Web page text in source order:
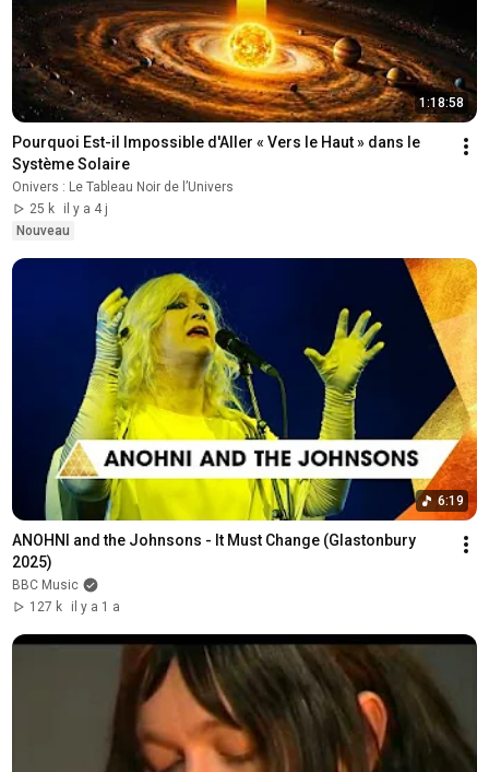
1:18:58
Pourquoi Est-il Impossible d'Aller « Vers le Haut » dans le
Système Solaire
Onivers : Le Tableau Noir de l’Univers
25 k
il y a 4 j
Nouveau
6:19
ANOHNI and the Johnsons - It Must Change (Glastonbury
2025)
BBC Music
127 k
il y a 1 a